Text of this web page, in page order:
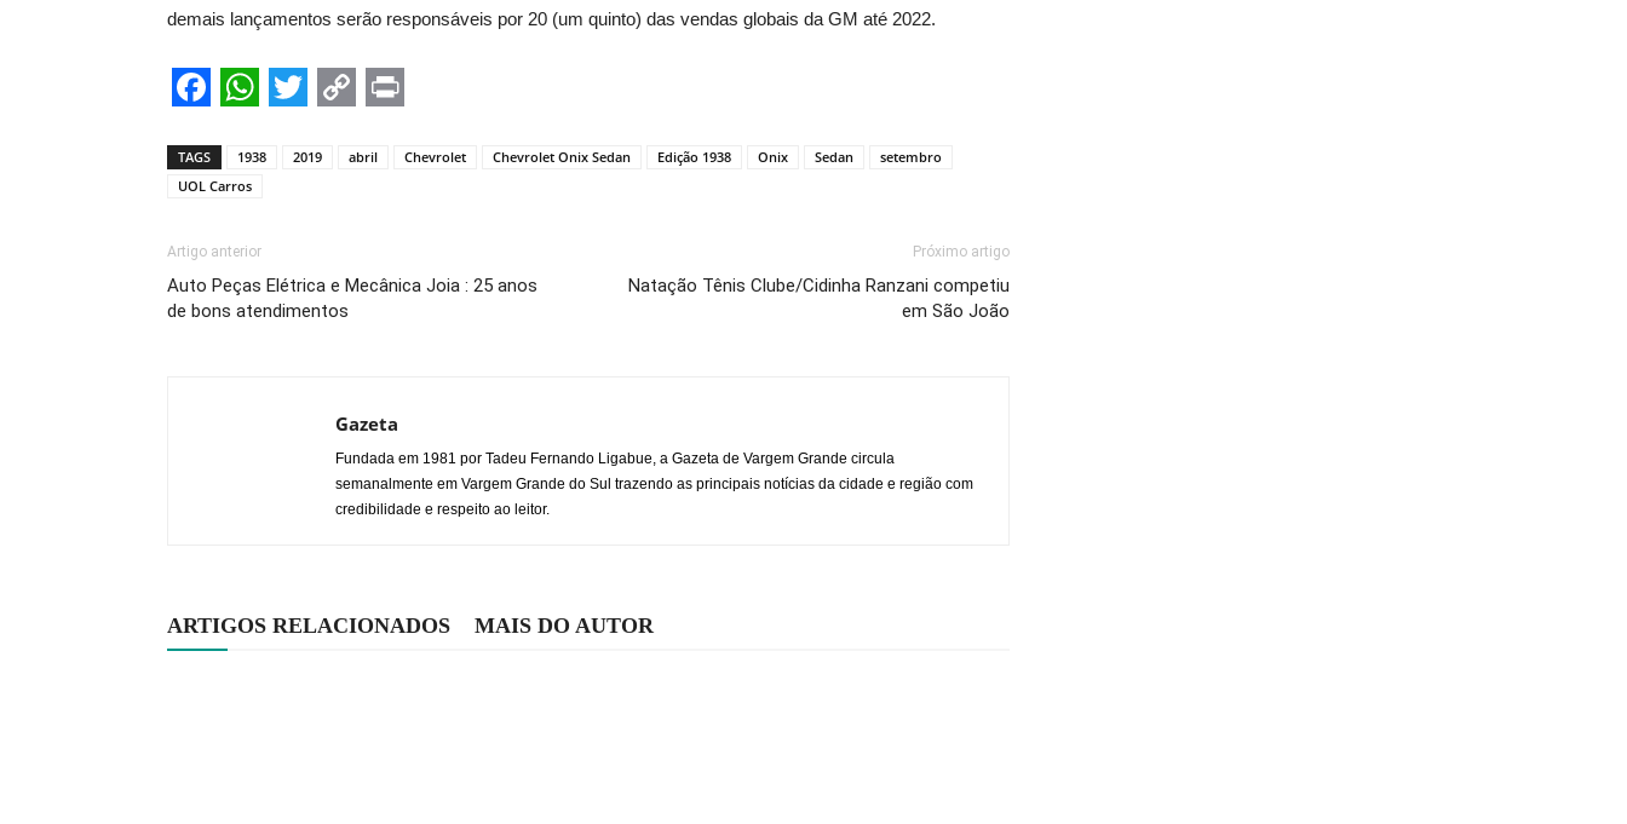
demais lançamentos serão responsáveis por 20 (um quinto) das vendas globais da GM até 2022.
Link
TAGS 1938 2019 abril Chevrolet Chevrolet Onix Sedan Edição 1938 Onix Sedan
setembro
UOL Carros
Artigo anterior
Auto Peças Elétrica e Mecânica Joia : 25 anos
de bons atendimentos
Próximo artigo
Natação Tênis Clube/Cidinha Ranzani competiu
em São João
Gazeta
Fundada em 1981 por Tadeu Fernando Ligabue, a Gazeta de Vargem Grande circula
semanalmente em Vargem Grande do Sul trazendo as principais notícias da cidade e região com
credibilidade e respeito ao leitor.
ARTIGOS RELACIONADOS MAIS DO AUTOR